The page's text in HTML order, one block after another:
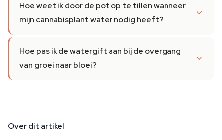
Hoe weet ik door de pot op te tillen wanneer
mijn cannabisplant water nodig heeft?
Hoe pas ik de watergift aan bij de overgang
van groei naar bloei?
Over dit artikel